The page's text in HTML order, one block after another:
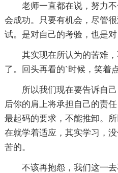
老师一直都在说，努力
会成功。只要有机会，尽管
试。是对自己的考验，也是对
其实现在所认为的苦难
了。回头再看的`时候，笑着
所以我们现在要告诉自
后你的肩上将承担自己的责
最起码的要求，不能推卸。
在就学着适应，其实学习，
苦的。
不该再抱怨，我们这一